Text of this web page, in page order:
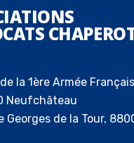
la 1ère Armée
Neufchâteau
Georges de la Tour,